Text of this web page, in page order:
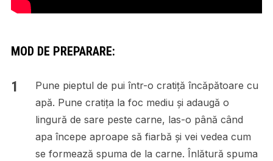
MOD DE PREPARARE:
Pune pieptul de pui într-o cratiță încăpătoare cu
apă. Pune cratița la foc mediu și adaugă o
lingură de sare peste carne, las-o până când
apa începe aproape să fiarbă și vei vedea cum
se formează spuma de la carne. Înlătură spuma